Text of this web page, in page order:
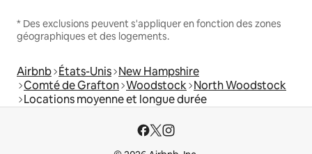
* Des exclusions peuvent s'appliquer en fonction des zones
géographiques et des logements.
Airbnb États-Unis New Hampshire
Comté de Grafton Woodstock North Woodstock
Locations moyenne et longue durée